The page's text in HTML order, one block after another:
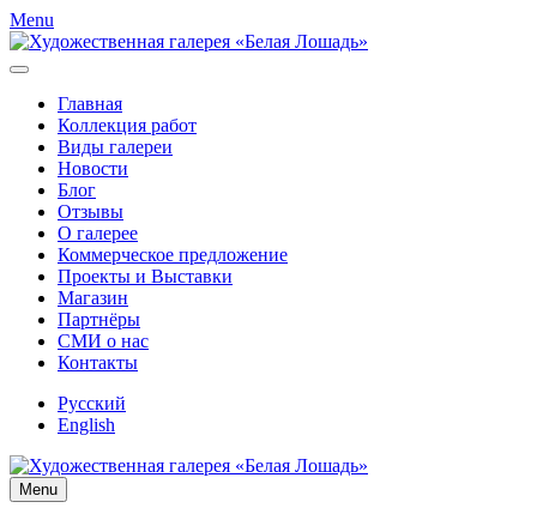
Menu
Главная
Коллекция работ
Виды галереи
Новости
Блог
Отзывы
О галерее
Коммерческое предложение
Проекты и Выставки
Магазин
Партнёры
СМИ о нас
Контакты
Русский
English
Menu